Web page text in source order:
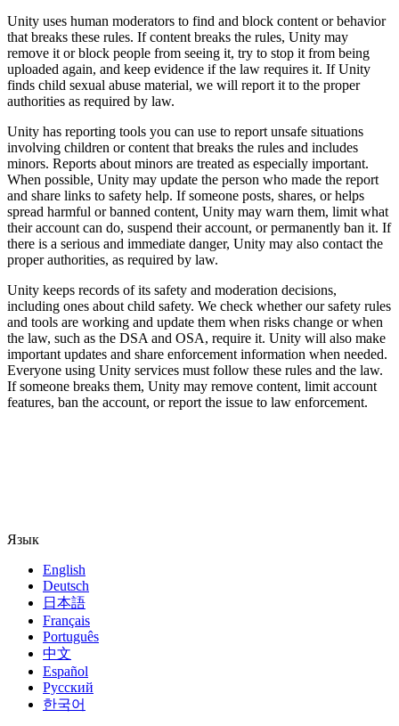
Unity uses human moderators to find and block content or behavior
that breaks these rules. If content breaks the rules, Unity may
remove it or block people from seeing it, try to stop it from being
uploaded again, and keep evidence if the law requires it. If Unity
finds child sexual abuse material, we will report it to the proper
authorities as required by law.
Unity has reporting tools you can use to report unsafe situations
involving children or content that breaks the rules and includes
minors. Reports about minors are treated as especially important.
When possible, Unity may update the person who made the report
and share links to safety help. If someone posts, shares, or helps
spread harmful or banned content, Unity may warn them, limit what
their account can do, suspend their account, or permanently ban it. If
there is a serious and immediate danger, Unity may also contact the
proper authorities, as required by law.
Unity keeps records of its safety and moderation decisions,
including ones about child safety. We check whether our safety rules
and tools are working and update them when risks change or when
the law, such as the DSA and OSA, require it. Unity will also make
important updates and share enforcement information when needed.
Everyone using Unity services must follow these rules and the law.
If someone breaks them, Unity may remove content, limit account
features, ban the account, or report the issue to law enforcement.
Язык
English
Deutsch
日本語
Français
Português
中文
Español
Русский
한국어